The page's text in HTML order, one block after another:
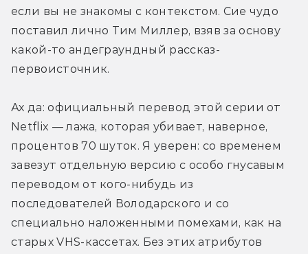
если вы не знакомы с контекстом. Сие чудо
поставил лично Тим Миллер, взяв за основу
какой-то андеграундный рассказ-
первоисточник.
Ах да: официальный перевод этой серии от
Netflix — лажа, которая убивает, наверное,
процентов 70 шуток. Я уверен: со временем
завезут отдельную версию с особо гнусавым
переводом от кого-нибудь из
последователей Володарского и со
специально наложенными помехами, как на
старых VHS-кассетах. Без этих атрибутов